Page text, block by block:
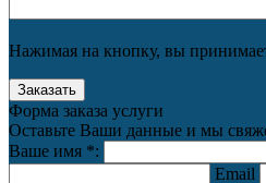
Нажимая на кнопку, вы
Форма заказа услуги
Оставьте Ваши данные и мы
Ваше имя *:
Email